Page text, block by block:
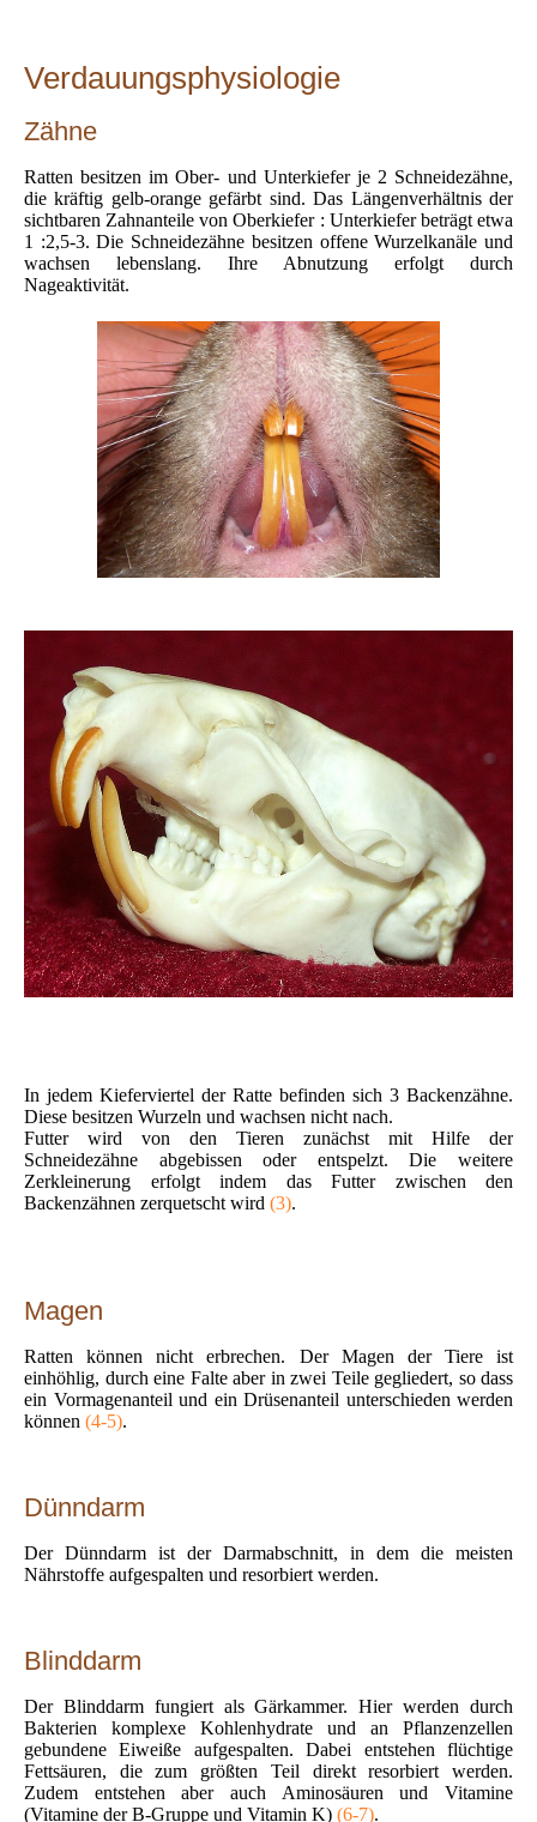
Verdauungsphysiologie
Zähne
Ratten besitzen im Ober- und Unterkiefer je 2 Schneidezähne,
die kräftig gelb-orange gefärbt sind. Das Längenverhältnis der
sichtbaren Zahnanteile von Oberkiefer : Unterkiefer beträgt etwa
1 :2,5-3. Die Schneidezähne besitzen offene Wurzelkanäle und
wachsen lebenslang. Ihre Abnutzung erfolgt durch
Nageaktivität.
In jedem Kieferviertel der Ratte befinden sich 3 Backenzähne.
Diese besitzen Wurzeln und wachsen nicht nach.
Futter wird von den Tieren zunächst mit Hilfe der
Schneidezähne abgebissen oder entspelzt. Die weitere
Zerkleinerung erfolgt indem das Futter zwischen den
Backenzähnen zerquetscht wird (3).
Magen
Ratten können nicht erbrechen. Der Magen der Tiere ist
einhöhlig, durch eine Falte aber in zwei Teile gegliedert, so dass
ein Vormagenanteil und ein Drüsenanteil unterschieden werden
können (4-5).
Dünndarm
Der Dünndarm ist der Darmabschnitt, in dem die meisten
Nährstoffe aufgespalten und resorbiert werden.
Blinddarm
Der Blinddarm fungiert als Gärkammer. Hier werden durch
Bakterien komplexe Kohlenhydrate und an Pflanzenzellen
gebundene Eiweiße aufgespalten. Dabei entstehen flüchtige
Fettsäuren, die zum größten Teil direkt resorbiert werden.
Zudem entstehen aber auch Aminosäuren und Vitamine
(Vitamine der B-Gruppe und Vitamin K) (6-7).